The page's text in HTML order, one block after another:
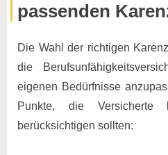
passenden
Die Wahl der richtigen
die
eigenen Bedürfnisse
Punkte, die Versicherte
berücksichtigen sollten: